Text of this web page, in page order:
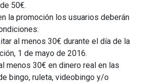
50€.
la promoción los usuarios deberán
al menos 30€ durante el día de la
1 de mayo de 2016.
menos 30€ en dinero real en las
bingo, ruleta, videobingo y/o